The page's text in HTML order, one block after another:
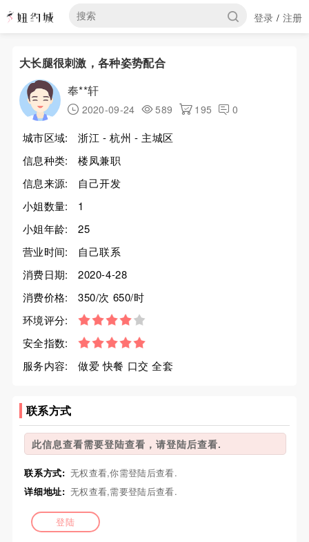
登录 / 注册
大长腿很刺激，各种姿势配合
奉**轩
2020-09-24 589 195 0
城市区域:
浙江 - 杭州 - 主城区
信息种类:
楼凤兼职
信息来源:
自己开发
小姐数量:
1
小姐年龄:
25
营业时间:
自己联系
消费日期:
2020-4-28
消费价格:
350/次 650/时
环境评分:
安全指数:
服务内容:
做爱 快餐 口交 全套
联系方式
此信息查看需要登陆查看，请登陆后查看.
联系方式: 无权查看,你需登陆后查看.
详细地址: 无权查看,需要登陆后查看.
登陆